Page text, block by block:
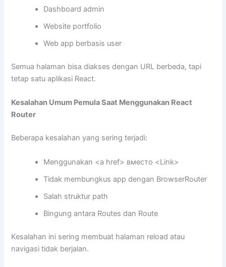
Dashboard admin
Website portfolio
Web app berbasis user
Semua halaman bisa diakses dengan URL berbeda, tapi
tetap satu aplikasi React.
Kesalahan Umum Pemula Saat Menggunakan React
Router
Beberapa kesalahan yang sering terjadi:
Menggunakan <a href> вместо <Link>
Tidak membungkus app dengan BrowserRouter
Salah struktur path
Bingung antara Routes dan Route
Kesalahan ini sering membuat halaman reload atau
navigasi tidak berjalan.